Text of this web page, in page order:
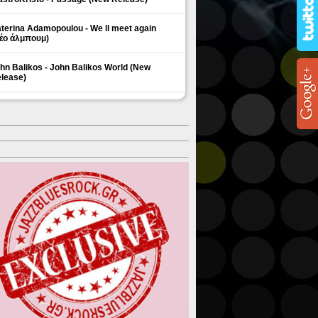
Adamopoulou - We ll meet again
άλμπουμ)
Balikos - John Balikos World (New